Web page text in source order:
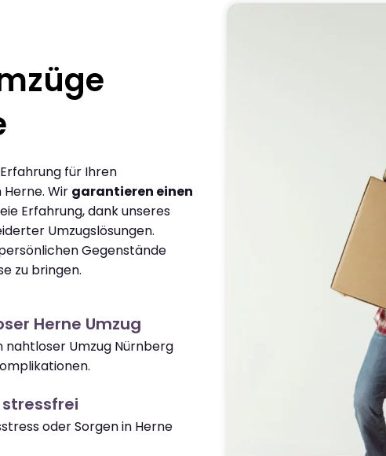
für Ihren
Wir garantieren einen
Erfahrung, dank unseres
Umzugslösungen.
Gegenstände
zu bringen.
Herne Umzug
Umzug Nürnberg
oder Sorgen in Herne